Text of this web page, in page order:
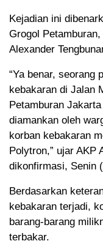
Kejadian ini
Grogol
Alexander
“Ya benar, seorang
kebakaran di Jalan
Petamburan
diamankan oleh
korban kebakaran
Polytron,” ujar AKP
dikonfirmasi, Senin
Berdasarkan
kebakaran terjadi,
barang-barang
terbakar.